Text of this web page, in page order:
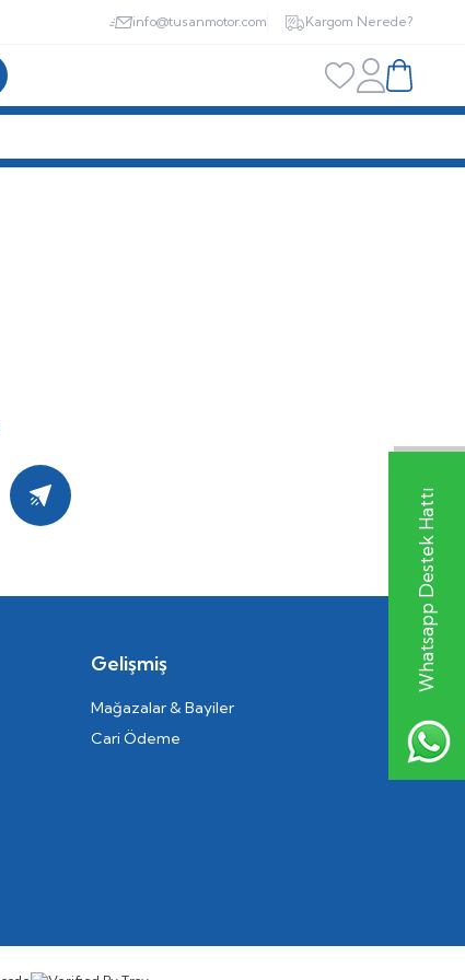
Whatsapp Destek Hattı
info@tusanmotor.com Kargom Nerede?
Favorilerim
HesabımSepetim
Kayıt Ol
Gelişmiş
Mağazalar & Bayiler
Cari Ödeme